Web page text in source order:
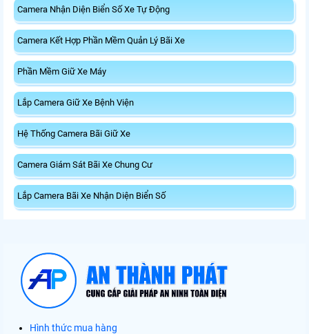
Camera Nhận Diện Biển Số Xe Tự Động
Camera Kết Hợp Phần Mềm Quản Lý Bãi Xe
Phần Mềm Giữ Xe Máy
Lắp Camera Giữ Xe Bệnh Viện
Hệ Thống Camera Bãi Giữ Xe
Camera Giám Sát Bãi Xe Chung Cư
Lắp Camera Bãi Xe Nhận Diện Biển Số
Hình thức mua hàng